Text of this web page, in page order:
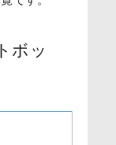
ボッ